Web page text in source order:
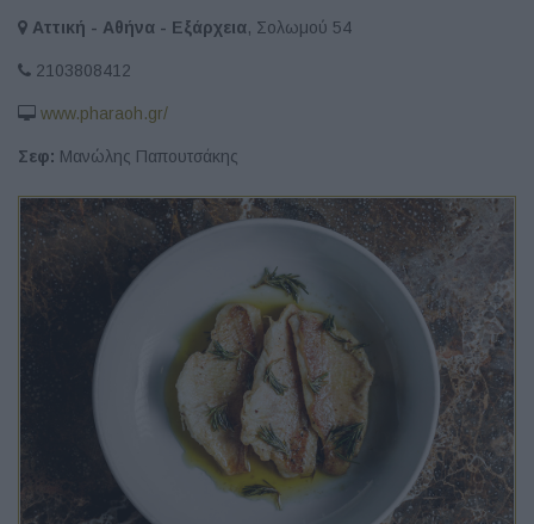
Αττική - Αθήνα - Εξάρχεια, Σολωμού 54
2103808412
www.pharaoh.gr/
Σεφ: Μανώλης Παπουτσάκης